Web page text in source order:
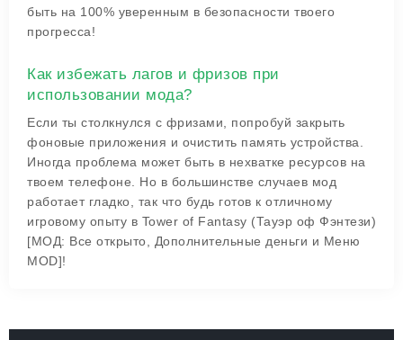
быть на 100% уверенным в безопасности твоего
прогресса!
Как избежать лагов и фризов при
использовании мода?
Если ты столкнулся с фризами, попробуй закрыть
фоновые приложения и очистить память устройства.
Иногда проблема может быть в нехватке ресурсов на
твоем телефоне. Но в большинстве случаев мод
работает гладко, так что будь готов к отличному
игровому опыту в Tower of Fantasy (Тауэр оф Фэнтези)
[МОД: Все открыто, Дополнительные деньги и Меню
MOD]!